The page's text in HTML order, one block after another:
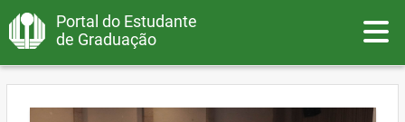
Portal do Estudante
de Graduação